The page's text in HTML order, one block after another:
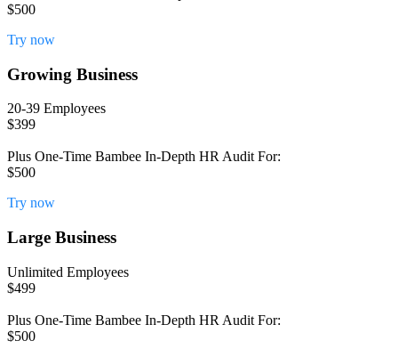
$500
Try now
Growing Business
20-39 Employees
$399
Plus One-Time Bambee In-Depth HR Audit For:
$500
Try now
Large Business
Unlimited Employees
$499
Plus One-Time Bambee In-Depth HR Audit For:
$500